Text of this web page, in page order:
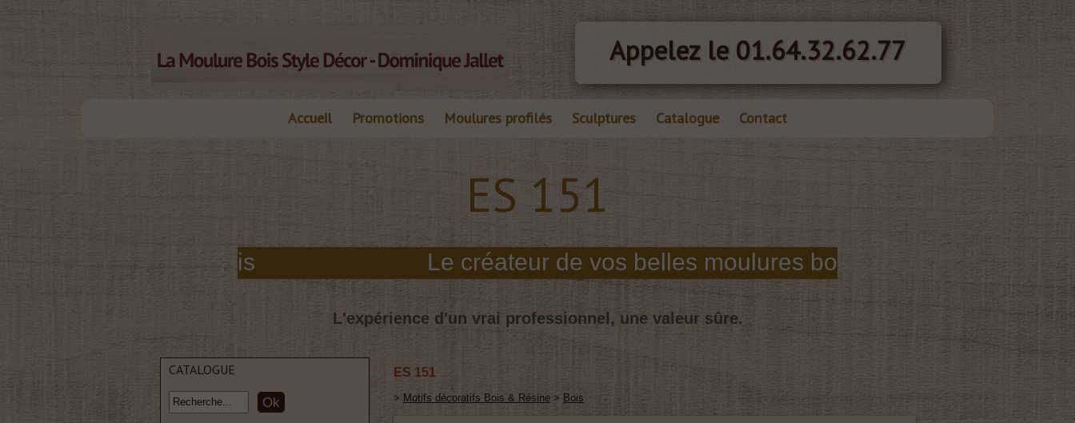
Appelez le 01.64.32.62.77
Accueil Promotions Moulures profilés Sculptures Catalogue Contact
ES 151
moulures bois
L'expérience d'un vrai professionnel, une valeur sûre.
ES 151
> Motifs décoratifs Bois & Résine > Bois
CATALOGUE